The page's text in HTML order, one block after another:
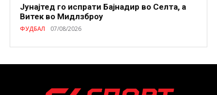
Јунајтед го испрати Бајнадир во Селта, а
Витек во Мидлзброу
ФУДБАЛ 07/08/2026